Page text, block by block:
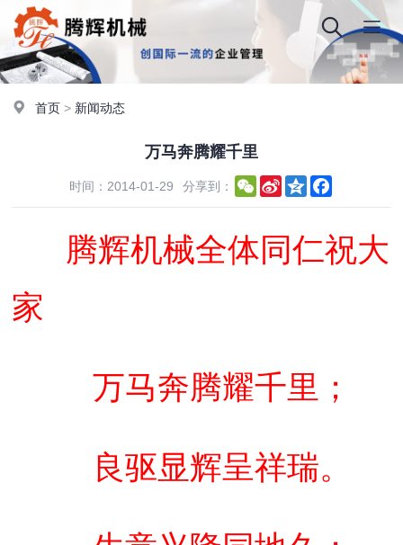
首页 > 新闻动态
万马奔腾耀千里
时间：2014-01-29 分享到： WeChat
Sina
Weibo
Qzone
腾辉机械全体同仁祝大
家
万马奔腾耀千里；
良驱显辉呈祥瑞。